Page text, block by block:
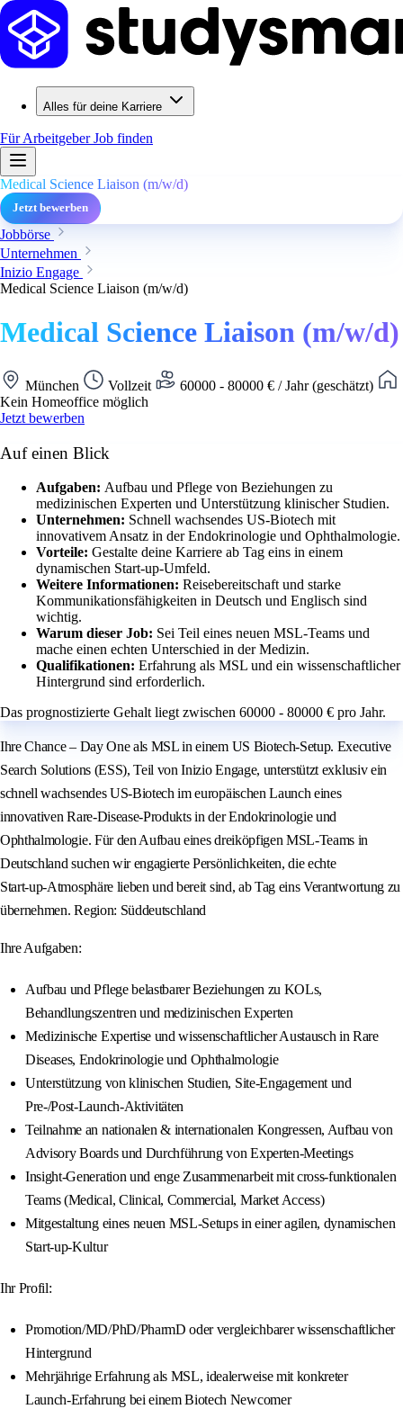
Alles für deine Karriere
Für ArbeitgeberJob finden
Medical Science Liaison (m/w/d)
Jetzt bewerben
Jobbörse
Unternehmen
Inizio Engage
Medical Science Liaison (m/w/d)
Medical Science Liaison (m/w/d)
München Vollzeit
60000 - 80000 € / Jahr (geschätzt)
Kein Homeoffice möglich
Jetzt bewerben
Auf einen Blick
Aufgaben: Aufbau und Pflege von Beziehungen zu
medizinischen Experten und Unterstützung klinischer Studien.
Unternehmen: Schnell wachsendes US-Biotech mit
innovativem Ansatz in der Endokrinologie und Ophthalmologie.
Vorteile: Gestalte deine Karriere ab Tag eins in einem
dynamischen Start-up-Umfeld.
Weitere Informationen: Reisebereitschaft und starke
Kommunikationsfähigkeiten in Deutsch und Englisch sind
wichtig.
Warum dieser Job: Sei Teil eines neuen MSL-Teams und
mache einen echten Unterschied in der Medizin.
Qualifikationen: Erfahrung als MSL und ein wissenschaftlicher
Hintergrund sind erforderlich.
Das prognostizierte Gehalt liegt zwischen 60000 - 80000 € pro Jahr.
Ihre Chance – Day One als MSL in einem US Biotech‑Setup. Executive
Search Solutions (ESS), Teil von Inizio Engage, unterstützt exklusiv ein
schnell wachsendes US‑Biotech im europäischen Launch eines
innovativen Rare‑Disease‑Produkts in der Endokrinologie und
Ophthalmologie. Für den Aufbau eines dreiköpfigen MSL‑Teams in
Deutschland suchen wir engagierte Persönlichkeiten, die echte
Start‑up‑Atmosphäre lieben und bereit sind, ab Tag eins Verantwortung zu
übernehmen. Region: Süddeutschland
Ihre Aufgaben:
Aufbau und Pflege belastbarer Beziehungen zu KOLs,
Behandlungszentren und medizinischen Experten
Medizinische Expertise und wissenschaftlicher Austausch in Rare
Diseases, Endokrinologie und Ophthalmologie
Unterstützung von klinischen Studien, Site‑Engagement und
Pre‑/Post‑Launch‑Aktivitäten
Teilnahme an nationalen & internationalen Kongressen, Aufbau von
Advisory Boards und Durchführung von Experten-Meetings
Insight‑Generation und enge Zusammenarbeit mit cross‑funktionalen
Teams (Medical, Clinical, Commercial, Market Access)
Mitgestaltung eines neuen MSL‑Setups in einer agilen, dynamischen
Start‑up‑Kultur
Ihr Profil:
Promotion/MD/PhD/PharmD oder vergleichbarer wissenschaftlicher
Hintergrund
Mehrjährige Erfahrung als MSL, idealerweise mit konkreter
Launch‑Erfahrung bei einem Biotech Newcomer